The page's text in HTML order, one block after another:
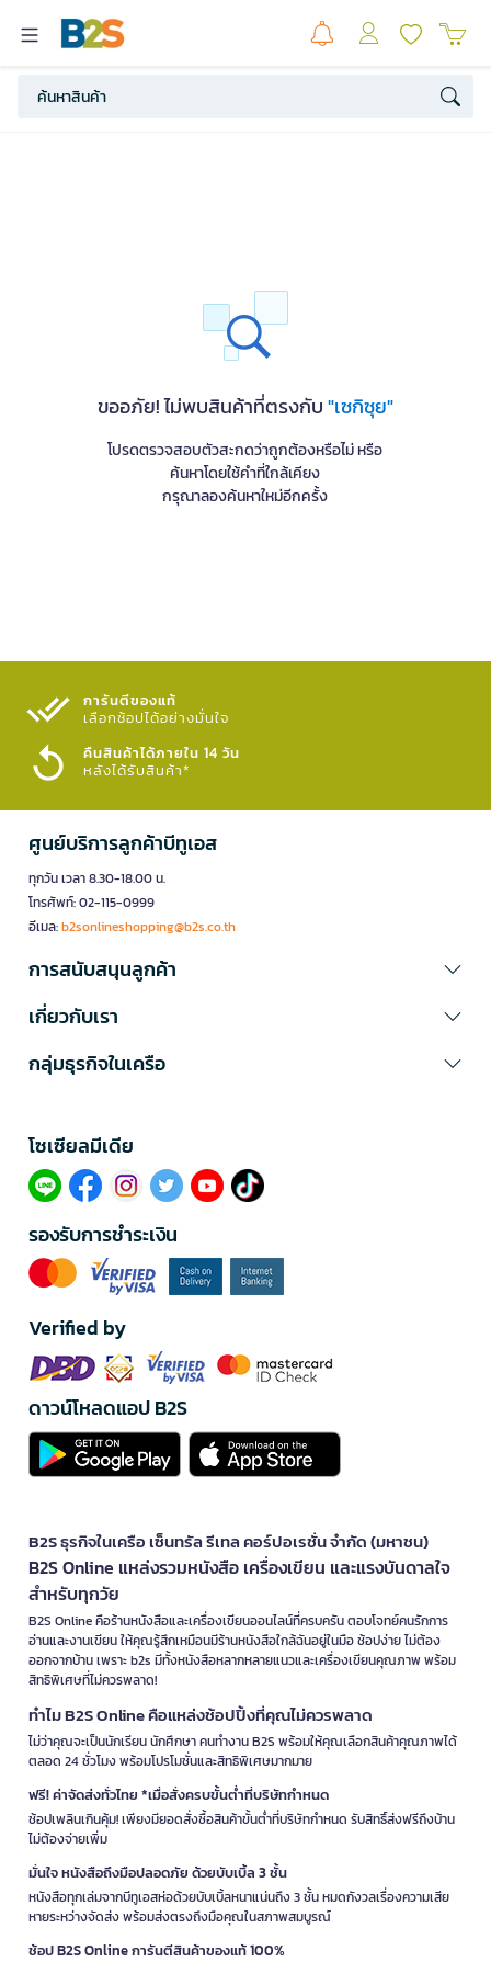
ขออภัย! ไม่พบสินค้าที่ตรงกับ"เซกิซุย"
โปรดตรวจสอบตัวสะกดว่าถูกต้องหรือไม่ หรือ
ค้นหาโดยใช้คำที่ใกล้เคียง
กรุณาลองค้นหาใหม่อีกครั้ง
การันตีของแท้
เลือกช้อปได้อย่างมั่นใจ​
คืนสินค้าได้ภายใน 14 วัน
หลังได้รับสินค้า*
ศูนย์บริการลูกค้าบีทูเอส
ทุกวัน เวลา 8.30-18.00 น.
โทรศัพท์: 02-115-0999
อีเมล:b2sonlineshopping@b2s.co.th
การสนับสนุนลูกค้า
เกี่ยวกับเรา
กลุ่มธุรกิจในเครือ
โซเซียลมีเดีย​
รองรับการชำระเงิน
Verified by
ดาวน์โหลดแอป B2S
B2S ธุรกิจในเครือ เซ็นทรัล รีเทล คอร์ปอเรชั่น จำกัด (มหาชน)
B2S Online แหล่งรวมหนังสือ เครื่องเขียน และแรงบันดาลใจ
สำหรับทุกวัย
B2S Online คือร้านหนังสือและเครื่องเขียนออนไลน์ที่ครบครัน ตอบโจทย์คนรักการ
อ่านและงานเขียน ให้คุณรู้สึกเหมือนมีร้านหนังสือใกล้ฉันอยู่ในมือ ช้อปง่าย ไม่ต้อง
ออกจากบ้าน เพราะ b2s มีทั้งหนังสือหลากหลายแนวและเครื่องเขียนคุณภาพ พร้อม
สิทธิพิเศษที่ไม่ควรพลาด!
ทำไม B2S Online คือแหล่งช้อปปิ้งที่คุณไม่ควรพลาด
ไม่ว่าคุณจะเป็นนักเรียน นักศึกษา คนทำงาน B2S พร้อมให้คุณเลือกสินค้าคุณภาพได้
ตลอด 24 ชั่วโมง พร้อมโปรโมชั่นและสิทธิพิเศษมากมาย
ฟรี! ค่าจัดส่งทั่วไทย *เมื่อสั่งครบขั้นต่ำที่บริษัทกำหนด
ช้อปเพลินเกินคุ้ม! เพียงมียอดสั่งซื้อสินค้าขั้นต่ำที่บริษัทกำหนด รับสิทธิ์ส่งฟรีถึงบ้าน
ไม่ต้องจ่ายเพิ่ม
มั่นใจ หนังสือถึงมือปลอดภัย ด้วยบับเบิ้ล 3 ชั้น
หนังสือทุกเล่มจากบีทูเอสห่อด้วยบับเบิ้ลหนาแน่นถึง 3 ชั้น หมดกังวลเรื่องความเสีย
หายระหว่างจัดส่ง พร้อมส่งตรงถึงมือคุณในสภาพสมบูรณ์
ช้อป B2S Online การันตีสินค้าของแท้ 100%